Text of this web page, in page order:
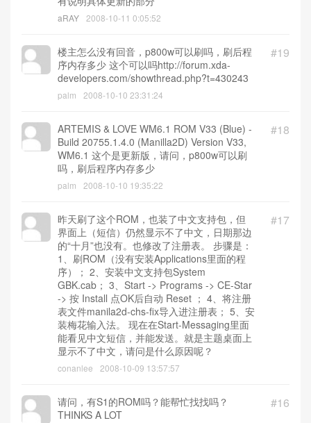
aRAY 2008-10-11 0:05:52
#19
楼主怎么没有回音，p800w可以刷吗，刷后程
序内存多少 这个可以吗http://forum.xda-
developers.com/showthread.php?t=430243
palm 2008-10-10 23:31:24
#18
ARTEMIS & LOVE WM6.1 ROM V33 (Blue) -
Build 20755.1.4.0 (Manilla2D) Version V33,
WM6.1 这个是更新版，请问，p800w可以刷
吗，刷后程序内存多少
palm 2008-10-10 19:35:22
#17
昨天刷了这个ROM，也装了中文支持包，但
界面上（短信）仍然显示不了中文，日期那边
的“十月”也没有。也修改了注册表。 步骤是：
1、刷ROM（没有安装Applications里面的程
序）； 2、安装中文支持包System
GBK.cab； 3、Start -> Programs -> CE-Star
-> 按 Install 点OK后自动 Reset ； 4、将注册
表文件manila2d-chs-fix导入进注册表； 5、安
装梅花输入法。 现在在Start-Messaging里面
能看见中文短信，并能发送。就是主题桌面上
显示不了中文，请问是什么原因呢？
conanlee 2008-10-09 13:57:57
#16
请问，有S1的ROM吗？能帮忙找找吗？
THINKS A LOT